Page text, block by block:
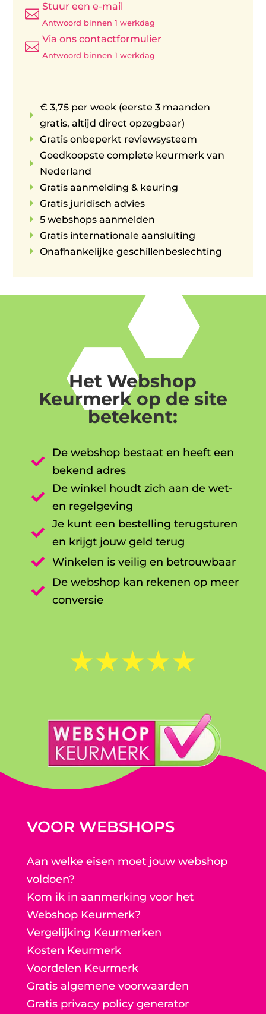

Stuur een e-mail
Antwoord binnen 1 werkdag

Via ons contactformulier
Antwoord binnen 1 werkdag
E
€ 3,75 per week (eerste 3 maanden
gratis, altijd direct opzegbaar)
E Gratis onbeperkt reviewsysteem
E
Goedkoopste complete keurmerk van
Nederland
E Gratis aanmelding & keuring
E Gratis juridisch advies
E 5 webshops aanmelden
E Gratis internationale aansluiting
E Onafhankelijke geschillenbeslechting
Het Webshop
Keurmerk op de site
betekent:

De webshop bestaat en heeft een
bekend adres

De winkel houdt zich aan de wet-
en regelgeving

Je kunt een bestelling terugsturen
en krijgt jouw geld terug

Winkelen is veilig en betrouwbaar

De webshop kan rekenen op meer
conversie
☆☆☆☆☆
VOOR WEBSHOPS
Aan welke eisen moet jouw webshop
voldoen?
Kom ik in aanmerking voor het
Webshop Keurmerk?
Vergelijking Keurmerken
Kosten Keurmerk
Voordelen Keurmerk
Gratis algemene voorwaarden
Gratis privacy policy generator